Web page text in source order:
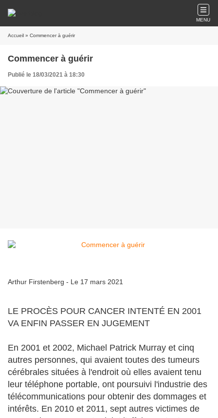
MENU
Accueil » Commencer à guérir
Commencer à guérir
Publié le 18/03/2021 à 18:30
Arthur Firstenberg - Le 17 mars 2021
LE PROCÈS POUR CANCER INTENTÉ EN 2001
VA ENFIN PASSER EN JUGEMENT
En 2001 et 2002, Michael Patrick Murray et cinq
autres personnes, qui avaient toutes des tumeurs
cérébrales situées à l'endroit où elles avaient tenu
leur téléphone portable, ont poursuivi l'industrie des
télécommunications pour obtenir des dommages et
intérêts. En 2010 et 2011, sept autres victimes de